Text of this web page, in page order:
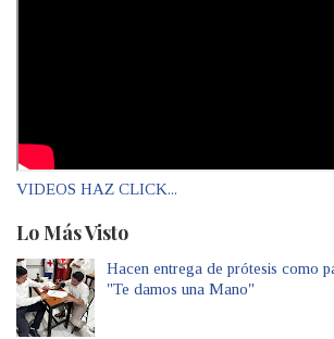
VIDEOS HAZ CLICK...
Lo Más Visto
Hacen entrega de prótesis como
"Te damos una Mano"